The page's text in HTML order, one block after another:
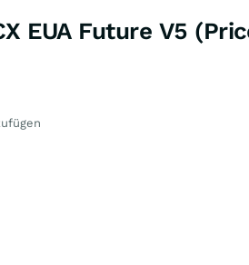
EUA Future V5